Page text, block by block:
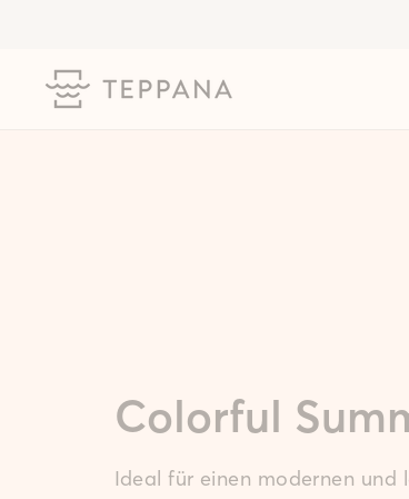
Inhalt
Colorful
Ideal für einen modernen und